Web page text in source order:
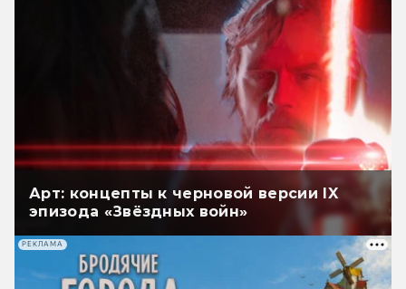
Арт: концепты к черновой версии IX
эпизода «Звёздных войн»
РЕКЛАМА